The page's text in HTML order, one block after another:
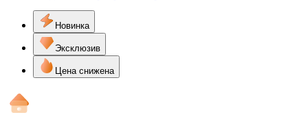
Новинка
Эксклюзив
Цена снижена